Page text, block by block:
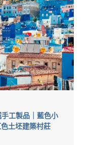
工製品｜藍色小
土坯建築村莊